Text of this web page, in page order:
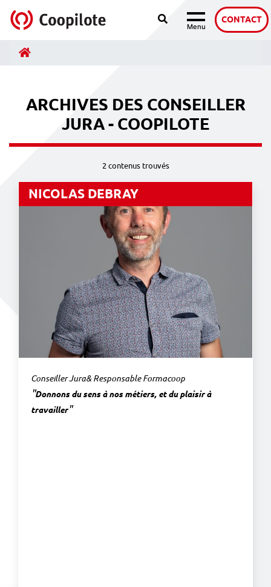
Accéder au contenu Recherche
MenuNavigation
CONTACT
Accueil
ARCHIVES DES CONSEILLER
JURA - COOPILOTE
2 contenus trouvés
NICOLAS DEBRAY
Conseiller Jura& Responsable Formacoop
"Donnons du sens à nos métiers, et du plaisir à
travailler"